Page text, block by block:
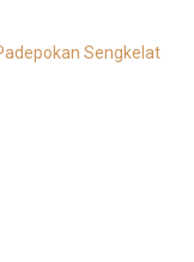
Sengkelat